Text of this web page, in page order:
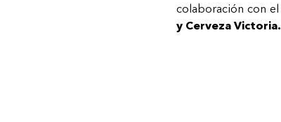
colaboración con el
y Cerveza Victoria.